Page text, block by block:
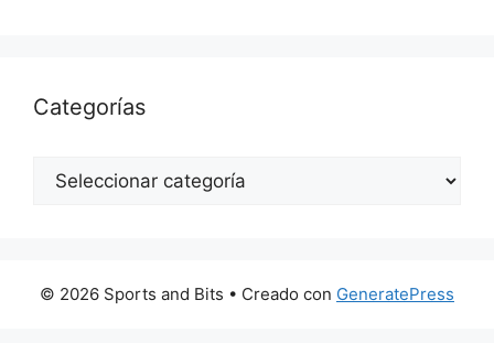
Categorías
Categorías
© 2026 Sports and Bits • Creado con GeneratePress